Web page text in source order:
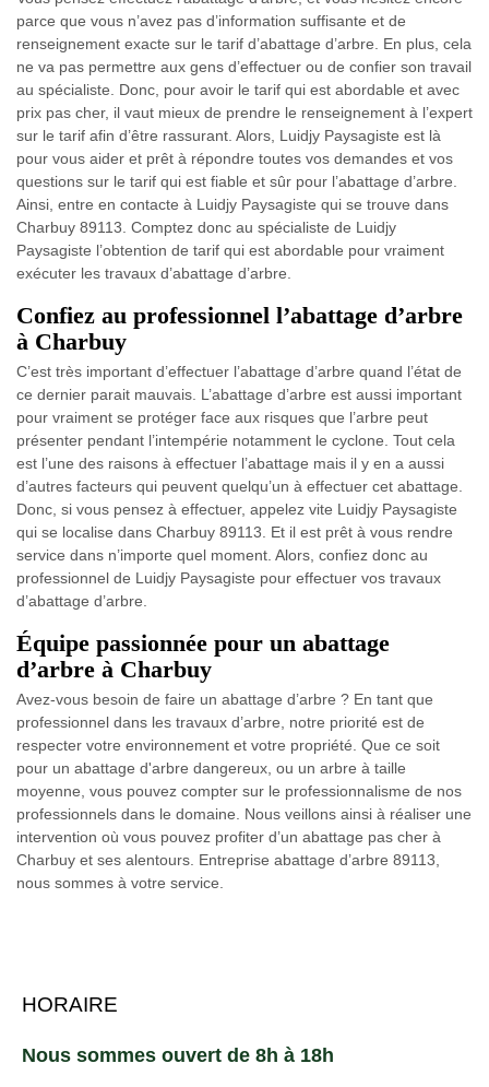
parce que vous n’avez pas d’information suffisante et de
renseignement exacte sur le tarif d’abattage d’arbre. En plus, cela
ne va pas permettre aux gens d’effectuer ou de confier son travail
au spécialiste. Donc, pour avoir le tarif qui est abordable et avec
prix pas cher, il vaut mieux de prendre le renseignement à l’expert
sur le tarif afin d’être rassurant. Alors, Luidjy Paysagiste est là
pour vous aider et prêt à répondre toutes vos demandes et vos
questions sur le tarif qui est fiable et sûr pour l’abattage d’arbre.
Ainsi, entre en contacte à Luidjy Paysagiste qui se trouve dans
Charbuy 89113. Comptez donc au spécialiste de Luidjy
Paysagiste l’obtention de tarif qui est abordable pour vraiment
exécuter les travaux d’abattage d’arbre.
Confiez au professionnel l’abattage d’arbre
à Charbuy
C’est très important d’effectuer l’abattage d’arbre quand l’état de
ce dernier parait mauvais. L’abattage d’arbre est aussi important
pour vraiment se protéger face aux risques que l’arbre peut
présenter pendant l’intempérie notamment le cyclone. Tout cela
est l’une des raisons à effectuer l’abattage mais il y en a aussi
d’autres facteurs qui peuvent quelqu’un à effectuer cet abattage.
Donc, si vous pensez à effectuer, appelez vite Luidjy Paysagiste
qui se localise dans Charbuy 89113. Et il est prêt à vous rendre
service dans n’importe quel moment. Alors, confiez donc au
professionnel de Luidjy Paysagiste pour effectuer vos travaux
d’abattage d’arbre.
Équipe passionnée pour un abattage
d’arbre à Charbuy
Avez-vous besoin de faire un abattage d’arbre ? En tant que
professionnel dans les travaux d’arbre, notre priorité est de
respecter votre environnement et votre propriété. Que ce soit
pour un abattage d'arbre dangereux, ou un arbre à taille
moyenne, vous pouvez compter sur le professionnalisme de nos
professionnels dans le domaine. Nous veillons ainsi à réaliser une
intervention où vous pouvez profiter d’un abattage pas cher à
Charbuy et ses alentours. Entreprise abattage d’arbre 89113,
nous sommes à votre service.
HORAIRE
Nous sommes ouvert de 8h à 18h